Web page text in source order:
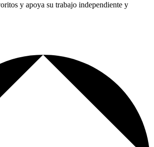
y apoya su trabajo independiente y